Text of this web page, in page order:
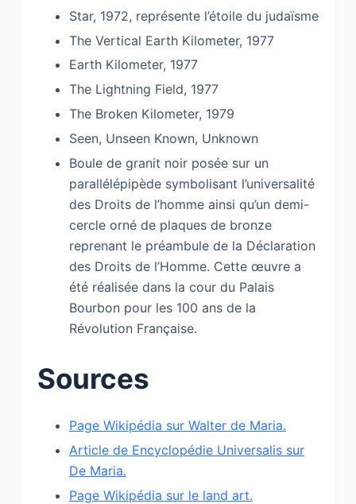
Star, 1972, représente l’étoile du judaïsme
The Vertical Earth Kilometer, 1977
Earth Kilometer, 1977
The Lightning Field, 1977
The Broken Kilometer, 1979
Seen, Unseen Known, Unknown
Boule de granit noir posée sur un
parallélépipède symbolisant l’universalité
des Droits de l’homme ainsi qu’un demi-
cercle orné de plaques de bronze
reprenant le préambule de la Déclaration
des Droits de l’Homme. Cette œuvre a
été réalisée dans la cour du Palais
Bourbon pour les 100 ans de la
Révolution Française.
Sources
Page Wikipédia sur Walter de Maria.
Article de Encyclopédie Universalis sur
De Maria.
Page Wikipédia sur le land art.